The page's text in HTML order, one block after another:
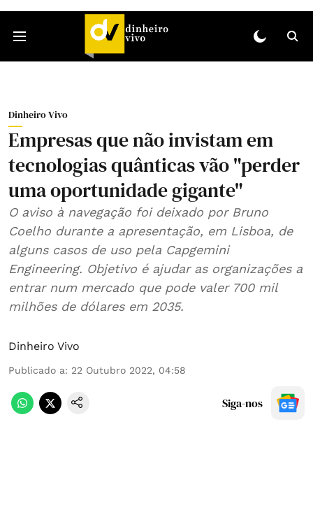
Dinheiro Vivo
Empresas que não invistam em
tecnologias quânticas vão "perder
uma oportunidade gigante"
O aviso à navegação foi deixado por Bruno
Coelho durante a apresentação, em Lisboa, de
alguns casos de uso pela Capgemini
Engineering. Objetivo é ajudar as organizações a
entrar num mercado que pode valer 700 mil
milhões de dólares em 2035.
Dinheiro Vivo
Publicado a: 22 Outubro 2022, 04:58
Siga-nos